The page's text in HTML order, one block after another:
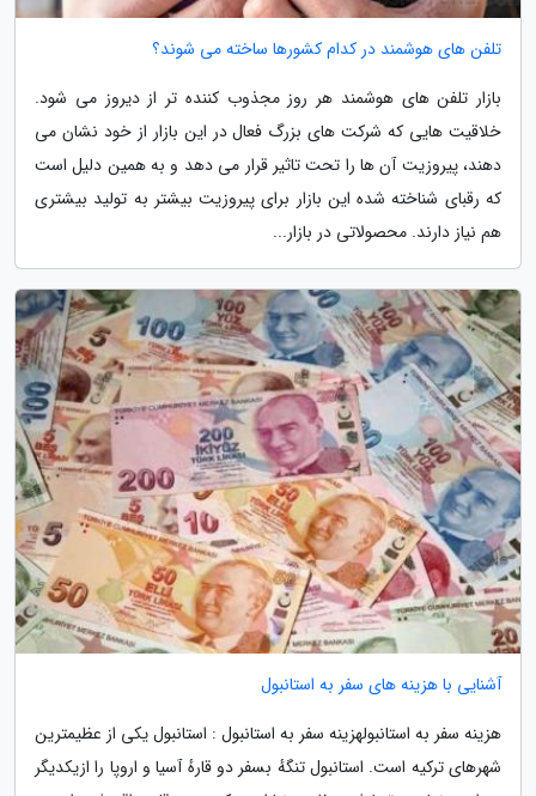
تلفن های هوشمند در کدام کشورها ساخته می شوند؟
بازار تلفن های هوشمند هر روز مجذوب کننده تر از دیروز می شود.
خلاقیت هایی که شرکت های بزرگ فعال در این بازار از خود نشان می
دهند، پیروزیت آن ها را تحت تاثیر قرار می دهد و به همین دلیل است
که رقبای شناخته شده این بازار برای پیروزیت بیشتر به تولید بیشتری
هم نیاز دارند. محصولاتی در بازار...
آشنایی با هزینه های سفر به استانبول
هزینه سفر به استانبولهزینه سفر به استانبول : استانبول یکی از عظیمترین
شهرهای ترکیه است. استانبول تنگهٔ بسفر دو قارهٔ آسیا و اروپا را ازیکدیگر